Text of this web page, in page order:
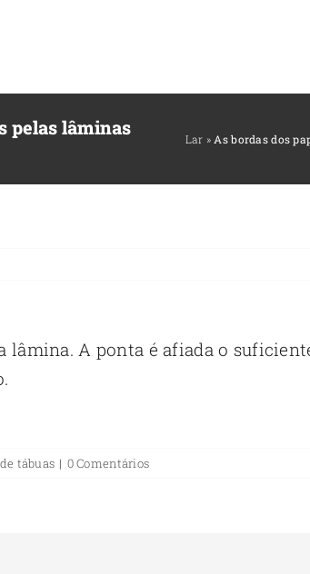
pelas lâminas
Lar » As bordas dos
A ponta é afiada o
tábuas | 0 Comentários